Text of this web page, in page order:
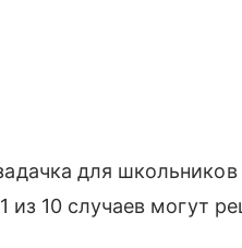
для школьников
10 случаев могут